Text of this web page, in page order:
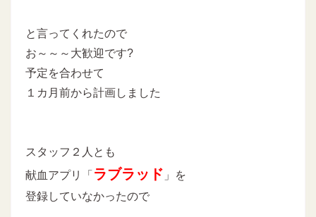
と言ってくれたので
お～～～大歓迎です?
予定を合わせて
１カ月前から計画しました
スタッフ２人とも
献血アプリ「 ラブラッド 」を
登録していなかったので